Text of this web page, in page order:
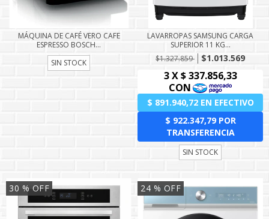
MÁQUINA DE CAFÉ VERO CAFE
ESPRESSO BOSCH...
SIN STOCK
LAVARROPAS SAMSUNG CARGA
SUPERIOR 11 KG...
$1.327.859
$1.013.569
SIN STOCK
30 % OFF 24 % OFF